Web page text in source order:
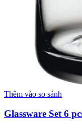
Thêm vào so sánh
Glassware Set 6